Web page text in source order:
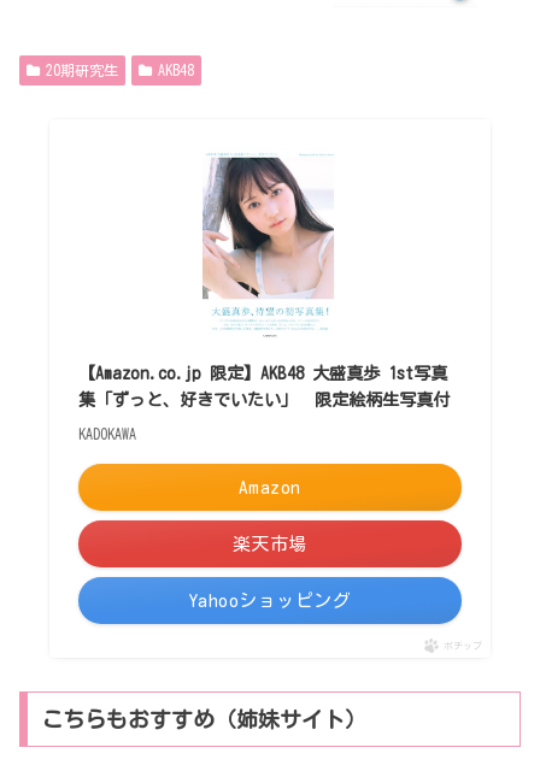
20期研究生 AKB48
【Amazon.co.jp 限定】AKB48 大盛真歩 1st写真
集「ずっと、好きでいたい」 限定絵柄生写真付
KADOKAWA
Amazon
楽天市場
Yahooショッピング
ポチップ
こちらもおすすめ（姉妹サイト）